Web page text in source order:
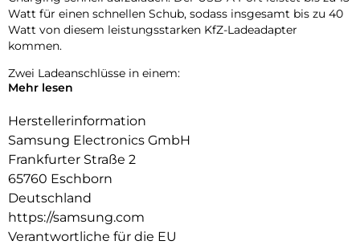
Watt für einen schnellen Schub, sodass insgesamt bis zu 40
Watt von diesem leistungsstarken KfZ-Ladeadapter
kommen.
Zwei Ladeanschlüsse in einem:
kannst du zwei kompatible Geräte gleichzeitig aufladen –
dein Smartphone und das deines Freundes.
Mehr lesen
Herstellerinformation
Samsung Electronics GmbH
Frankfurter Straße 2
65760 Eschborn
Deutschland
https://samsung.com
Verantwortliche für die EU